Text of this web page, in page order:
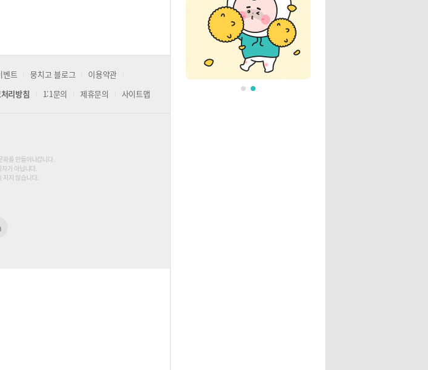
벤트 뭉치고 블로그
이용약관
리방침 1:1문의 제휴문의 사이트맵
화를 만들어나갑니다.
가 아닙니다.
지지 않습니다.